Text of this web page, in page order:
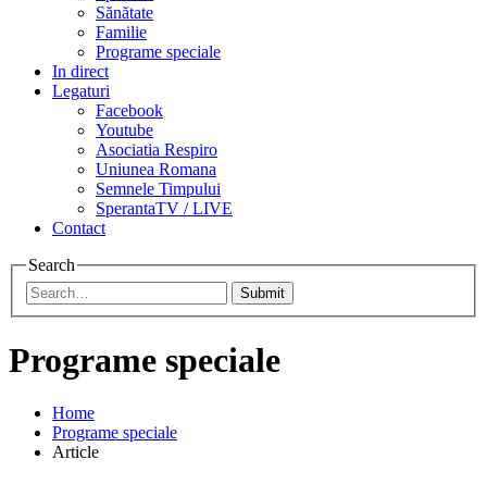
Sănătate
Familie
Programe speciale
In direct
Legaturi
Facebook
Youtube
Asociatia Respiro
Uniunea Romana
Semnele Timpului
SperantaTV / LIVE
Contact
Search
Submit
Programe speciale
Home
Programe speciale
Article